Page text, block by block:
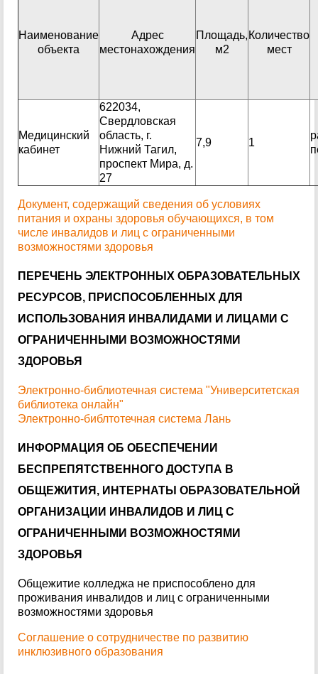
Наименование
объекта
Адрес
местонахождения
Площадь,
м2
Количество
мест
Медицинский
кабинет
622034,
Свердловская
область, г.
Нижний Тагил,
проспект Мира, д.
27
7,9 1
Документ, содержащий сведения об условиях
питания и охраны здоровья обучающихся, в том
числе инвалидов и лиц с ограниченными
возможностями здоровья
ПЕРЕЧЕНЬ ЭЛЕКТРОННЫХ ОБРАЗОВАТЕЛЬНЫХ
РЕСУРСОВ, ПРИСПОСОБЛЕННЫХ ДЛЯ
ИСПОЛЬЗОВАНИЯ ИНВАЛИДАМИ И ЛИЦАМИ С
ОГРАНИЧЕННЫМИ ВОЗМОЖНОСТЯМИ
ЗДОРОВЬЯ
Электронно-библиотечная система "Университетская
библиотека онлайн"
Электронно-библтотечная система Лань
ИНФОРМАЦИЯ ОБ ОБЕСПЕЧЕНИИ
БЕСПРЕПЯТСТВЕННОГО ДОСТУПА В
ОБЩЕЖИТИЯ, ИНТЕРНАТЫ ОБРАЗОВАТЕЛЬНОЙ
ОРГАНИЗАЦИИ ИНВАЛИДОВ И ЛИЦ С
ОГРАНИЧЕННЫМИ ВОЗМОЖНОСТЯМИ
ЗДОРОВЬЯ
Общежитие колледжа не приспособлено для
проживания инвалидов и лиц с ограниченными
возможностями здоровья
Соглашение о сотрудничестве по развитию
инклюзивного образования